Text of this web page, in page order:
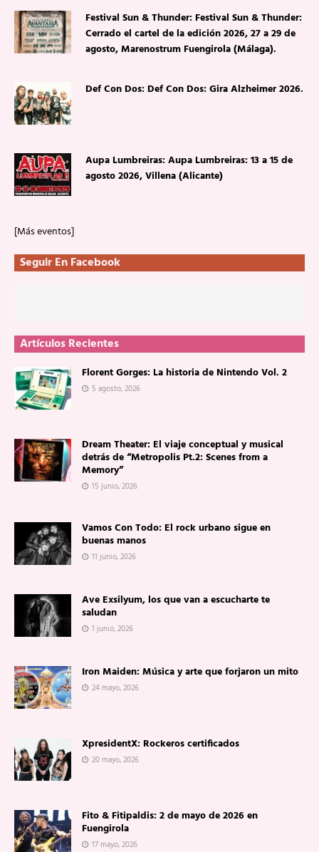
Festival Sun & Thunder: Festival Sun & Thunder:
Cerrado el cartel de la edición 2026, 27 a 29 de
agosto, Marenostrum Fuengirola (Málaga).
Def Con Dos: Def Con Dos: Gira Alzheimer 2026.
Aupa Lumbreiras: Aupa Lumbreiras: 13 a 15 de
agosto 2026, Villena (Alicante)
[Más eventos]
Seguir En Facebook
Artículos Recientes
Florent Gorges: La historia de Nintendo Vol. 2
5 agosto, 2026
Dream Theater: El viaje conceptual y musical
detrás de “Metropolis Pt.2: Scenes from a
Memory”
15 junio, 2026
Vamos Con Todo: El rock urbano sigue en
buenas manos
11 junio, 2026
Ave Exsilyum, los que van a escucharte te
saludan
1 junio, 2026
Iron Maiden: Música y arte que forjaron un mito
24 mayo, 2026
XpresidentX: Rockeros certificados
20 mayo, 2026
Fito & Fitipaldis: 2 de mayo de 2026 en
Fuengirola
17 mayo, 2026